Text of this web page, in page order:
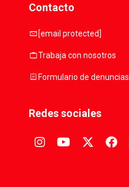
Contacto
mail [email protected]
workTrabaja con nosotros
assignmentFormulario de denuncias
Redes sociales